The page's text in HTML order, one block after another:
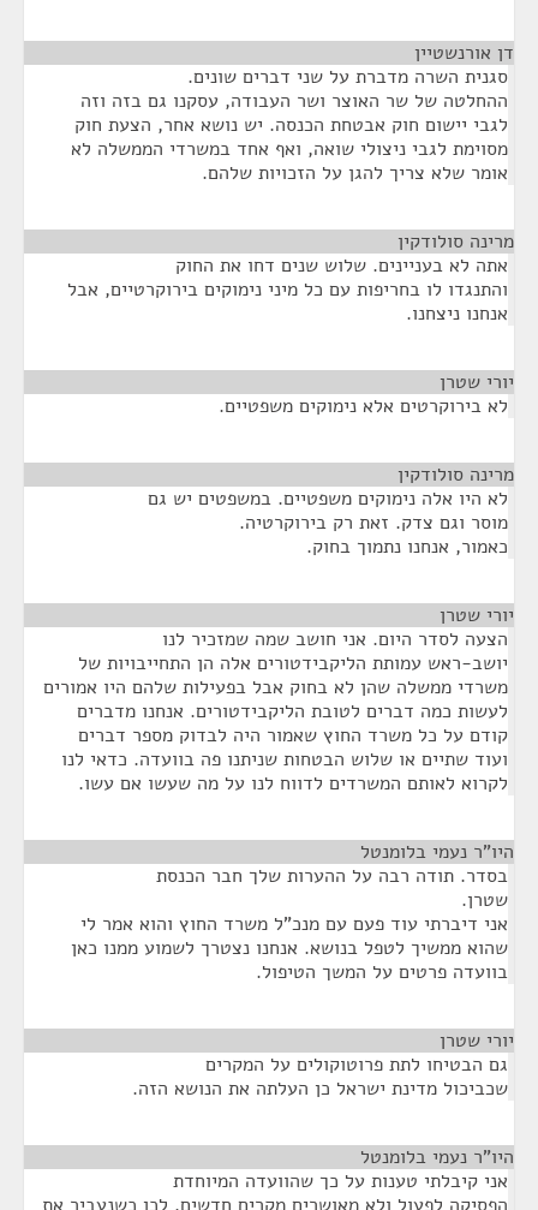
דן אורנשטיין
סגנית השרה מדברת על שני דברים שונים.
ההחלטה של שר האוצר ושר העבודה, עסקנו גם בזה וזה
לגבי יישום חוק אבטחת הכנסה. יש נושא אחר, הצעת חוק
מסוימת לגבי ניצולי שואה, ואף אחד במשרדי הממשלה לא
אומר שלא צריך להגן על הזכויות שלהם.
מרינה סולודקין
אתה לא בעניינים. שלוש שנים דחו את החוק
והתנגדו לו בחריפות עם כל מיני נימוקים בירוקרטיים, אבל
אנחנו ניצחנו.
יורי שטרן
לא בירוקרטים אלא נימוקים משפטיים.
מרינה סולודקין
לא היו אלה נימוקים משפטיים. במשפטים יש גם
מוסר וגם צדק. זאת רק בירוקרטיה.
כאמור, אנחנו נתמוך בחוק.
יורי שטרן
הצעה לסדר היום. אני חושב שמה שמזכיר לנו
יושב-ראש עמותת הליקבידטורים אלה הן התחייבויות של
משרדי ממשלה שהן לא בחוק אבל בפעילות שלהם היו אמורים
לעשות כמה דברים לטובת הליקבידטורים. אנחנו מדברים
קודם על כל משרד החוץ שאמור היה לבדוק מספר דברים
ועוד שתיים או שלוש הבטחות שניתנו פה בוועדה. כדאי לנו
לקרוא לאותם המשרדים לדווח לנו על מה שעשו אם עשו.
היו"ר נעמי בלומנטל
בסדר. תודה רבה על ההערות שלך חבר הכנסת
שטרן.
אני דיברתי עוד פעם עם מנכ"ל משרד החוץ והוא אמר לי
שהוא ממשיך לטפל בנושא. אנחנו נצטרך לשמוע ממנו כאן
בוועדה פרטים על המשך הטיפול.
יורי שטרן
גם הבטיחו לתת פרוטוקולים על המקרים
שכביכול מדינת ישראל כן העלתה את הנושא הזה.
היו"ר נעמי בלומנטל
אני קיבלתי טענות על כך שהוועדה המיוחדת